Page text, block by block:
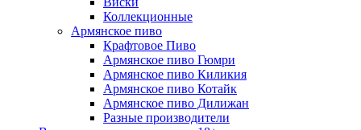
Коллекционные
Армянское пиво
Крафтовое Пиво
Армянское пиво Гюмри
Армянское пиво Киликия
Армянское пиво Котайк
Армянское пиво Дилижан
Разные производители